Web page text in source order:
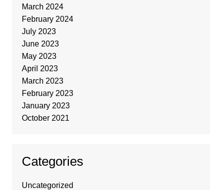
March 2024
February 2024
July 2023
June 2023
May 2023
April 2023
March 2023
February 2023
January 2023
October 2021
Categories
Uncategorized